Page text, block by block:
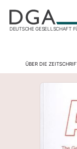
DEUTSCHE GESELLSCHAFT
ÜBER DIE